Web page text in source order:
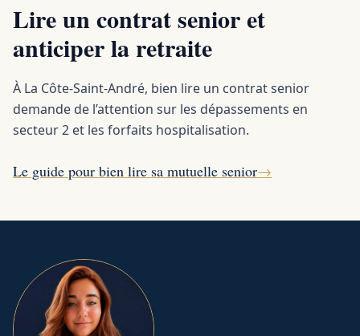
Lire un contrat senior et
anticiper la retraite
À La Côte-Saint-André, bien lire un contrat senior
demande de l’attention sur les dépassements en
secteur 2 et les forfaits hospitalisation.
Le guide pour bien lire sa mutuelle senior→